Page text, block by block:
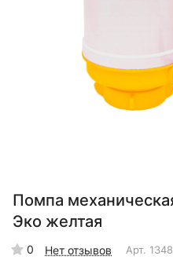
Помпа
Эко желтая
0 Нет отзывов Арт.